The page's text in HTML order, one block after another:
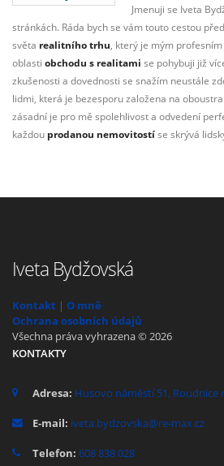
Jmenuji se Iveta
stránkách. Ráda bych se vám touto cestou
světa realitního trhu, který je mým
oblasti obchodu s realitami se pohybuji již
zkušenosti a dovednosti se snažím neustále
lidmi, která je bezesporu založena na
zásadní je pro mě spolehlivost a odvedení
každou prodanou nemovitostí se skrývá
Iveta Bydžovská
Kontakt | O mně
Ochrana osobních údajů
Všechna práva vyhrazena © 2026
KONTAKTY
Adresa: Husovo náměstí 51, Roudnice
E-mail: iveta.bydzovska@re-max.cz
Telefon: 608 838 028